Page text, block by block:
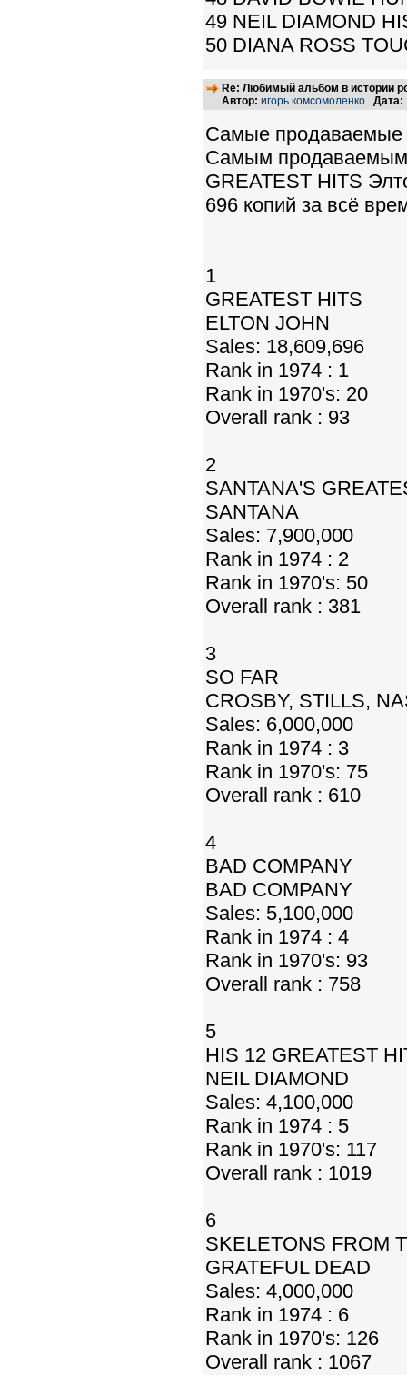
49 NEIL DIAMOND
50 DIANA ROSS
Re: Любимый альбом в истории
Автор: игорь комсомоленко Дата:
Самые продаваемые
Самым продаваемым
GREATEST HITS
696 копий за всё
1
GREATEST HITS
ELTON JOHN
Sales: 18,609,696
Rank in 1974 : 1
Rank in 1970's: 20
Overall rank : 93
2
SANTANA'S
SANTANA
Sales: 7,900,000
Rank in 1974 : 2
Rank in 1970's: 50
Overall rank : 381
3
SO FAR
CROSBY, STILLS,
Sales: 6,000,000
Rank in 1974 : 3
Rank in 1970's: 75
Overall rank : 610
4
BAD COMPANY
BAD COMPANY
Sales: 5,100,000
Rank in 1974 : 4
Rank in 1970's: 93
Overall rank : 758
5
HIS 12 GREATEST
NEIL DIAMOND
Sales: 4,100,000
Rank in 1974 : 5
Rank in 1970's: 117
Overall rank : 1019
6
SKELETONS FROM
GRATEFUL DEAD
Sales: 4,000,000
Rank in 1974 : 6
Rank in 1970's: 126
Overall rank : 1067